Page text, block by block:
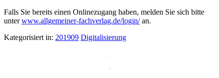
Falls Sie bereits einen Onlinezugang haben, melden Sie sich bitte
unterwww.allgemeiner-fachverlag.de/login/an.
Kategorisiert in: 201909 Digitalisierung